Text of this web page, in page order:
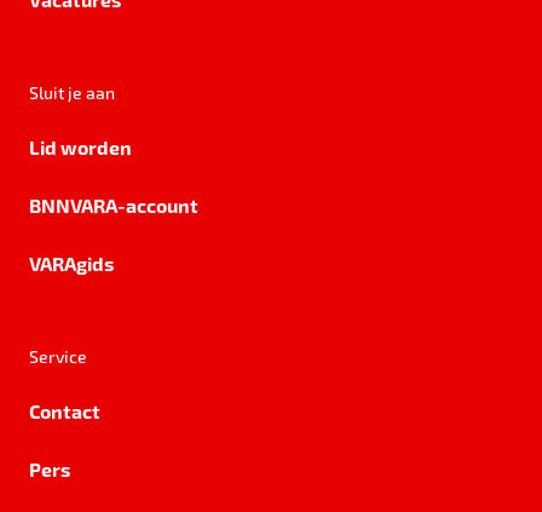
Sluit je aan
Lid worden
BNNVARA-account
VARAgids
Service
Contact
Pers